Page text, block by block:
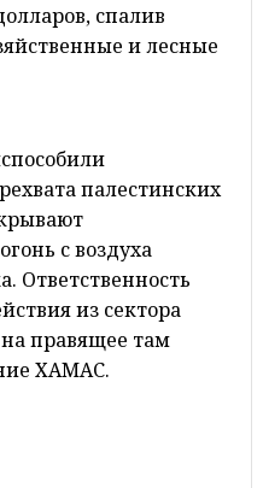
спалив
и лесные
палестинских
с воздуха
Ответственность
из сектора
на правящее там
ХАМАС.